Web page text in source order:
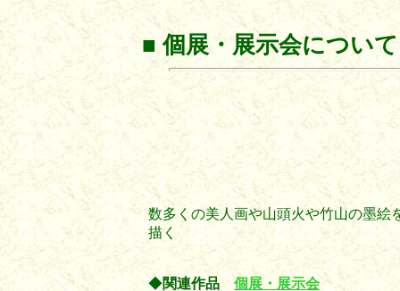
■個展・展示会について
数多くの美人画や山頭火や竹山の墨絵
描く
◆関連作品 個展・展示会